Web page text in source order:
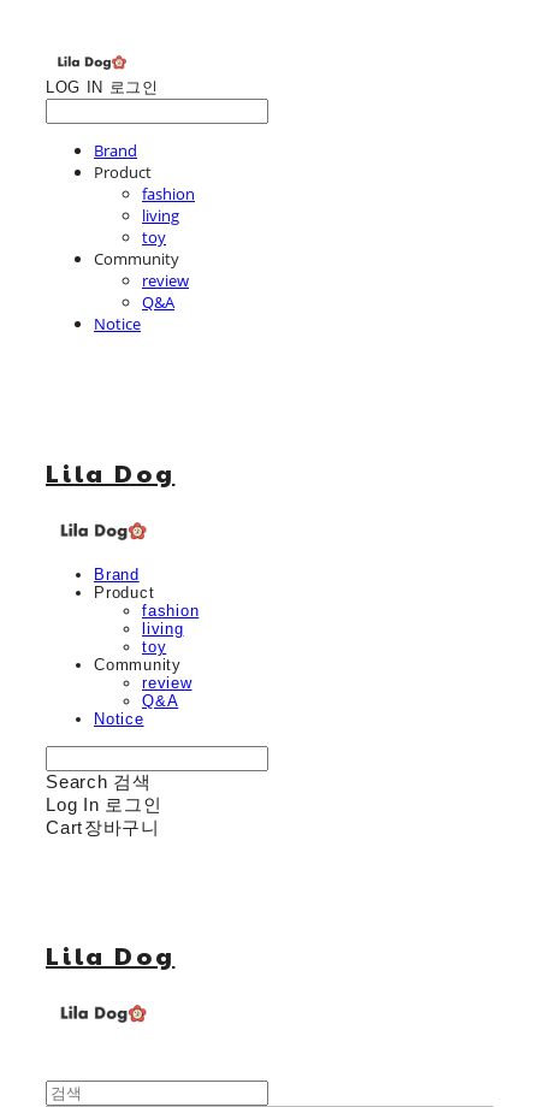
LOG IN 로그인
Brand
Product
fashion
living
toy
Community
review
Q&A
Notice
Lila Dog
Brand
Product
fashion
living
toy
Community
review
Q&A
Notice
Search 검색
Log In 로그인
Cart장바구니
Lila Dog